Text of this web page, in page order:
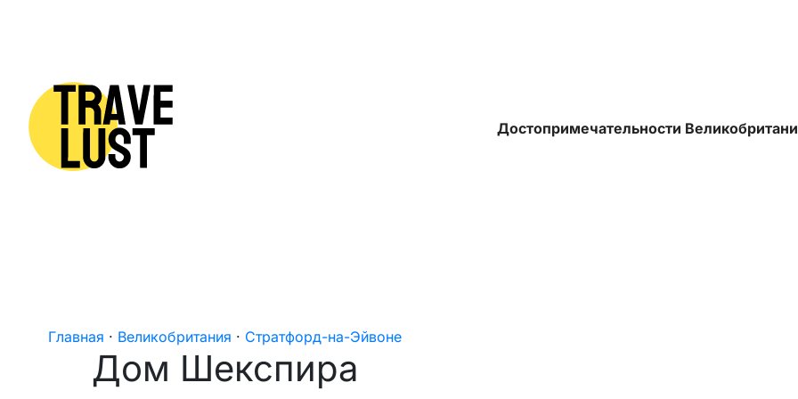
Достопримечательности
Главная · Великобритания · Стратфорд-на-Эйвоне
Дом Шекспира